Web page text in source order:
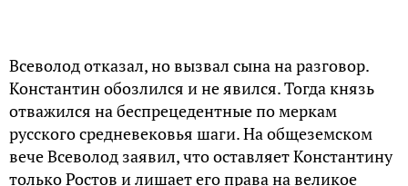
Всеволод отказал, но вызвал сына на разговор.
Константин обозлился и не явился. Тогда князь
отважился на беспрецедентные по меркам
русского средневековья шаги. На общеземском
вече Всеволод заявил, что оставляет Константину
только Ростов и лишает его права на великое